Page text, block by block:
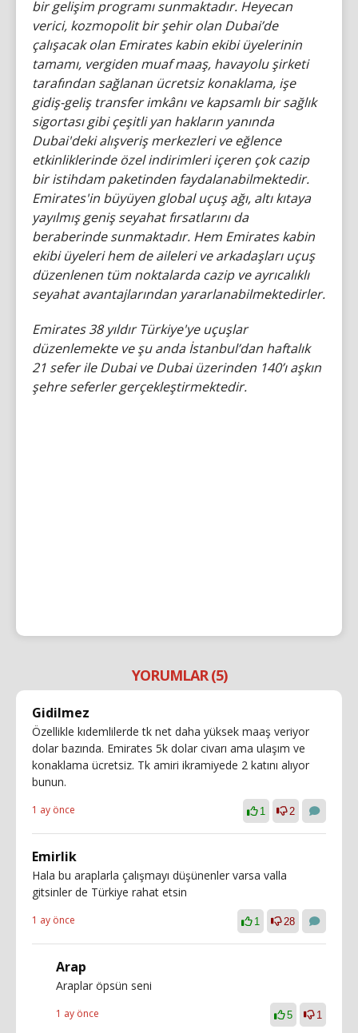
bir gelişim programı sunmaktadır. Heyecan
verici, kozmopolit bir şehir olan Dubai’de
çalışacak olan Emirates kabin ekibi üyelerinin
tamamı, vergiden muaf maaş, havayolu şirketi
tarafından sağlanan ücretsiz konaklama, işe
gidiş-geliş transfer imkânı ve kapsamlı bir sağlık
sigortası gibi çeşitli yan hakların yanında
Dubai'deki alışveriş merkezleri ve eğlence
etkinliklerinde özel indirimleri içeren çok cazip
bir istihdam paketinden faydalanabilmektedir.
Emirates'in büyüyen global uçuş ağı, altı kıtaya
yayılmış geniş seyahat fırsatlarını da
beraberinde sunmaktadır. Hem Emirates kabin
ekibi üyeleri hem de aileleri ve arkadaşları uçuş
düzenlenen tüm noktalarda cazip ve ayrıcalıklı
seyahat avantajlarından yararlanabilmektedirler.
Emirates 38 yıldır Türkiye'ye uçuşlar
düzenlemekte ve şu anda İstanbul’dan haftalık
21 sefer ile Dubai ve Dubai üzerinden 140’ı aşkın
şehre seferler gerçekleştirmektedir.
YORUMLAR (5)
Gidilmez
Özellikle kıdemlilerde tk net daha yüksek maaş veriyor
dolar bazında. Emirates 5k dolar civarı ama ulaşım ve
konaklama ücretsiz. Tk amiri ikramiyede 2 katını alıyor
bunun.
1 ay önce 1 2
Emirlik
Hala bu araplarla çalışmayı düşünenler varsa valla
gitsinler de Türkiye rahat etsin
1 ay önce 1 28
Arap
Araplar öpsün seni
1 ay önce 5 1